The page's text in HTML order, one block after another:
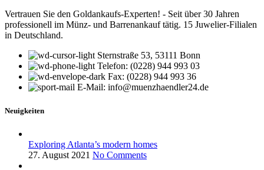
Vertrauen Sie den Goldankaufs-Experten! - Seit über 30 Jahren
professionell im Münz- und Barrenankauf tätig. 15 Juwelier-Filialen
in Deutschland.
Sternstraße 53, 53111 Bonn
Telefon: (0228) 944 993 03
Fax: (0228) 944 993 36
E-Mail: info@muenzhaendler24.de
Neuigkeiten
Exploring Atlanta’s modern homes
27. August 2021 No Comments